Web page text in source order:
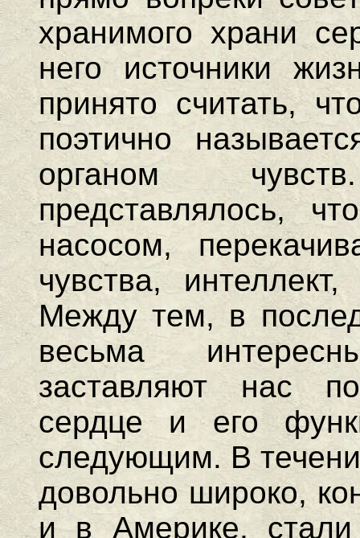
хранимого храни
него источники
принято считать,
поэтично
органом
представлялось,
насосом,
чувства,
Между тем, в
весьма
заставляют нас
сердце и его
следующим. В
довольно широко,
и в Америке, стали